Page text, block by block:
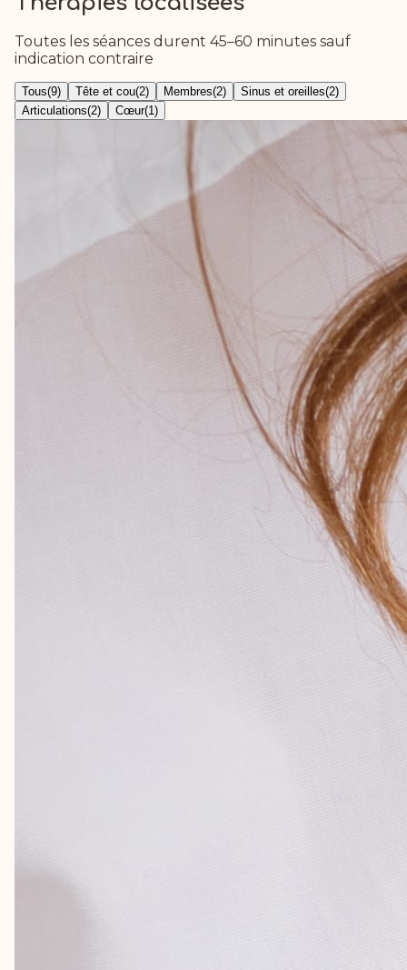
Toutes les séances durent 45–60 minutes sauf
indication contraire
Tous(9) Tête et cou(2) Membres(2) Sinus et oreilles(2)
Articulations(2) Cœur(1)